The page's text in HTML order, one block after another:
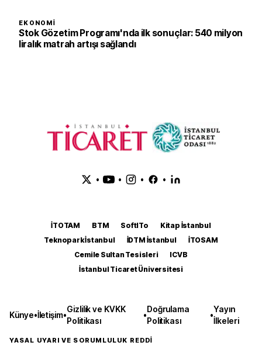
EKONOMI
Stok Gözetim Programı'nda ilk sonuçlar: 540 milyon
liralık matrah artışı sağlandı
• • • •
İTOTAM BTM SoftITo
Kitap İstanbul
Teknopark İstanbul
İDTM İstanbul
İTOSAM
Cemile Sultan Tesisleri
ICVB
İstanbul Ticaret Üniversitesi
Künye•İletişim•
Gizlilik ve KVKK
Politikası
•
Doğrulama
Politikası
•
Yayın
İlkeleri
YASAL UYARI VE SORUMLULUK REDDİ